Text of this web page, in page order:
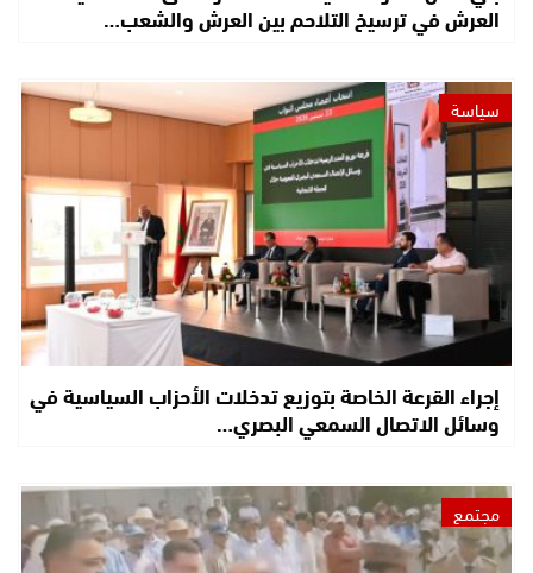
العرش في ترسيخ التلاحم بين العرش والشعب…
سياسة
إجراء القرعة الخاصة بتوزيع تدخلات الأحزاب السياسية في
وسائل الاتصال السمعي البصري…
مجتمع